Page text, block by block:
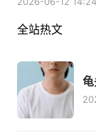
全站热文